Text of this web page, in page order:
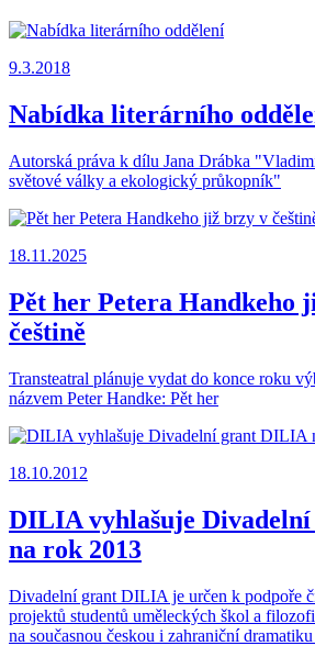
9.3.2018
Nabídka literárního
Autorská práva k dílu Jana Drábka
světové války a ekologický průkopník"
18.11.2025
Pět her Petera Handkeho
češtině
Transteatral plánuje vydat do konce roku
názvem Peter Handke: Pět her
18.10.2012
DILIA vyhlašuje
na rok 2013
Divadelní grant DILIA je určen k podpoře
projektů studentů uměleckých škol a
na současnou českou i zahraniční